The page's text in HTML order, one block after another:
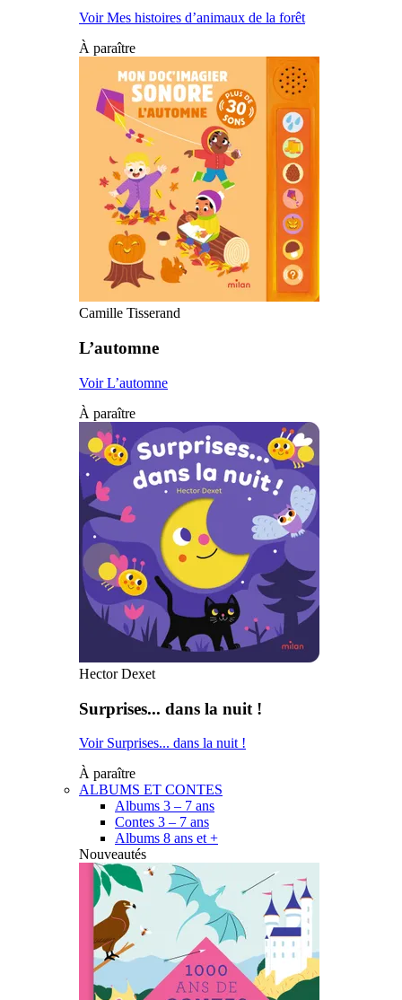
Voir Mes histoires d’animaux de la forêt
À paraître
Camille Tisserand
L’automne
Voir L’automne
À paraître
Hector Dexet
Surprises... dans la nuit !
Voir Surprises... dans la nuit !
À paraître
ALBUMS ET CONTES
Albums 3 – 7 ans
Contes 3 – 7 ans
Albums 8 ans et +
Nouveautés